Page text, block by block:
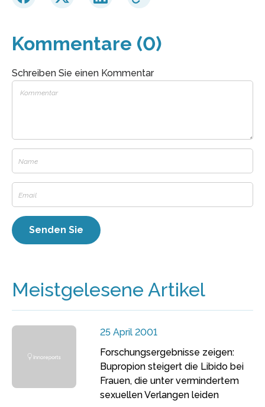
Kommentare (0)
Schreiben Sie einen Kommentar
Meistgelesene Artikel
25 April 2001
Forschungsergebnisse zeigen:
Bupropion steigert die Libido bei
Frauen, die unter vermindertem
sexuellen Verlangen leiden